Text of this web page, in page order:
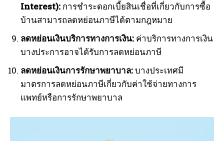
Interest): การชำระดอกเบี้ยสินเชื่อที่เกี่ยวกับการซื้อ
บ้านสามารถลดหย่อนภาษีได้ตามกฎหมาย
ลดหย่อนเงินบริการทางการเงิน: ค่าบริการทางการเงิน
บางประการอาจได้รับการลดหย่อนภาษี
ลดหย่อนเงินการรักษาพยาบาล:บางประเทศมี
มาตรการลดหย่อนภาษีเกี่ยวกับค่าใช้จ่ายทางการ
แพทย์หรือการรักษาพยาบาล